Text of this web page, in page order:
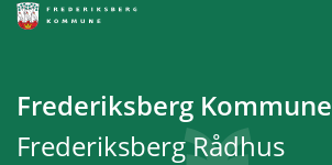
Frederiksberg Kommune
Frederiksberg Rådhus